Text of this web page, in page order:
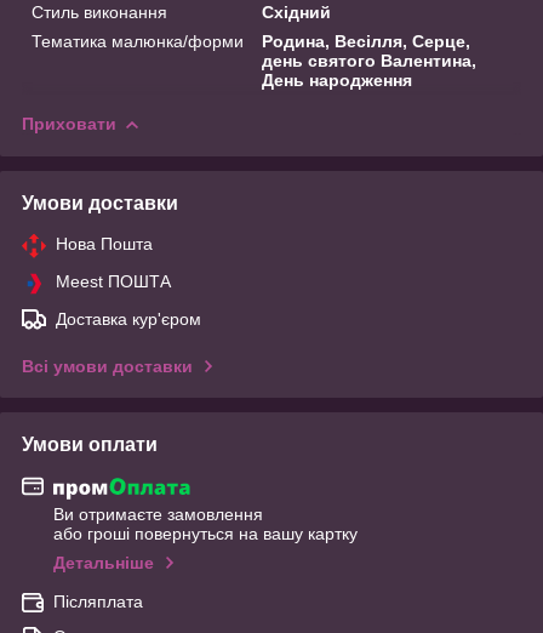
Стиль виконання
Східний
Тематика малюнка/форми
Родина, Весілля, Серце,
день святого Валентина,
День народження
Приховати
Умови доставки
Нова Пошта
Meest ПОШТА
Доставка кур'єром
Всі умови доставки
Умови оплати
Ви отримаєте замовлення
або гроші повернуться на вашу картку
Детальніше
Післяплата